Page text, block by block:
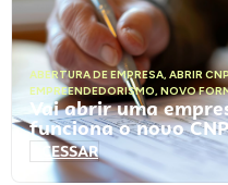
ABERTURA DE EMPRESA, ABRIR
EMPREENDEDORISMO, NOVO
Vai abrir uma
funciona o novo
ACESSAR